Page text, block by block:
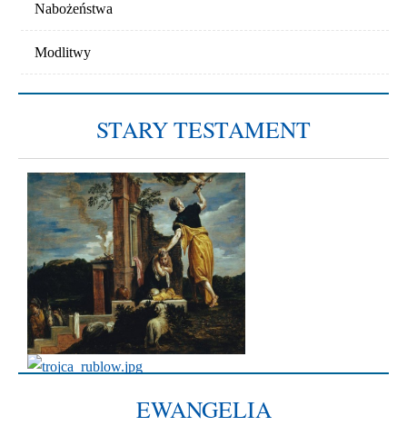
Nabożeństwa
Modlitwy
STARY TESTAMENT
EWANGELIA